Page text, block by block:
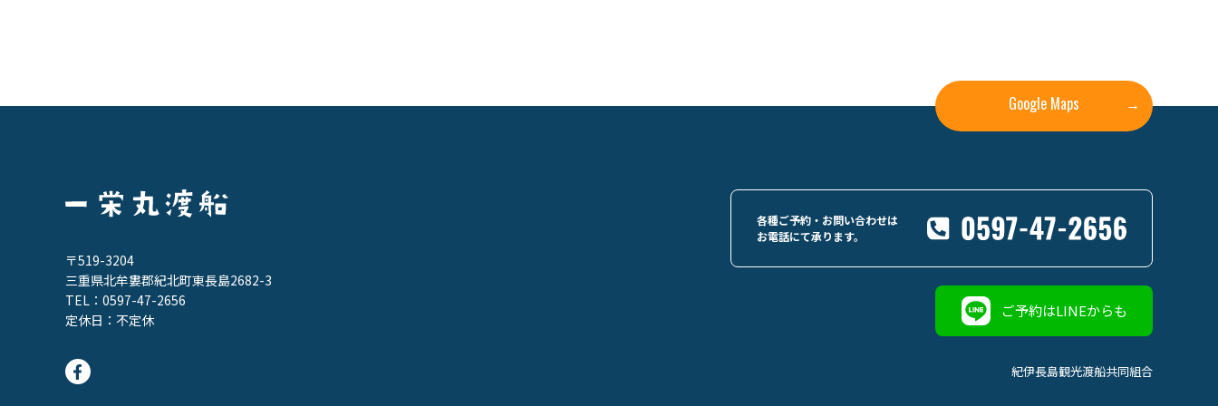
Google Maps →
〒519-3204
三重県北牟婁郡紀北町東長島2682-3
TEL： 0597-47-2656
定休日：不定休
各種ご予約・お問い合わせは
お電話にて承ります。
ご予約はLINEからも
紀伊長島観光渡船共同組合